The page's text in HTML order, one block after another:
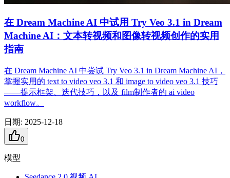
在 Dream Machine AI 中试用 Try Veo 3.1 in Dream
Machine AI：文本转视频和图像转视频创作的实用
指南
在 Dream Machine AI 中尝试 Try Veo 3.1 in Dream Machine AI，
掌握实用的 text to video veo 3.1 和 image to video veo 3.1 技巧
——提示框架、迭代技巧，以及 film制作者的 ai video
workflow。
日期: 2025-12-18
0
模型